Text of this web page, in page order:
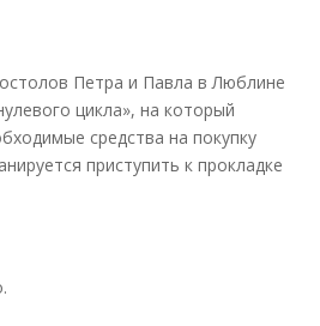
Петра и Павла в Люблине
цикла», на который
средства на покупку
приступить к прокладке